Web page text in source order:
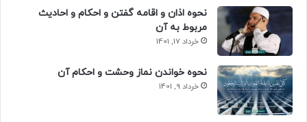
نحوه اذان و اقامه گفتن و احکام و احادیث
مربوط به آن
خرداد 17, 1401
نحوه خواندن نماز وحشت و احکام آن
خرداد 9, 1401